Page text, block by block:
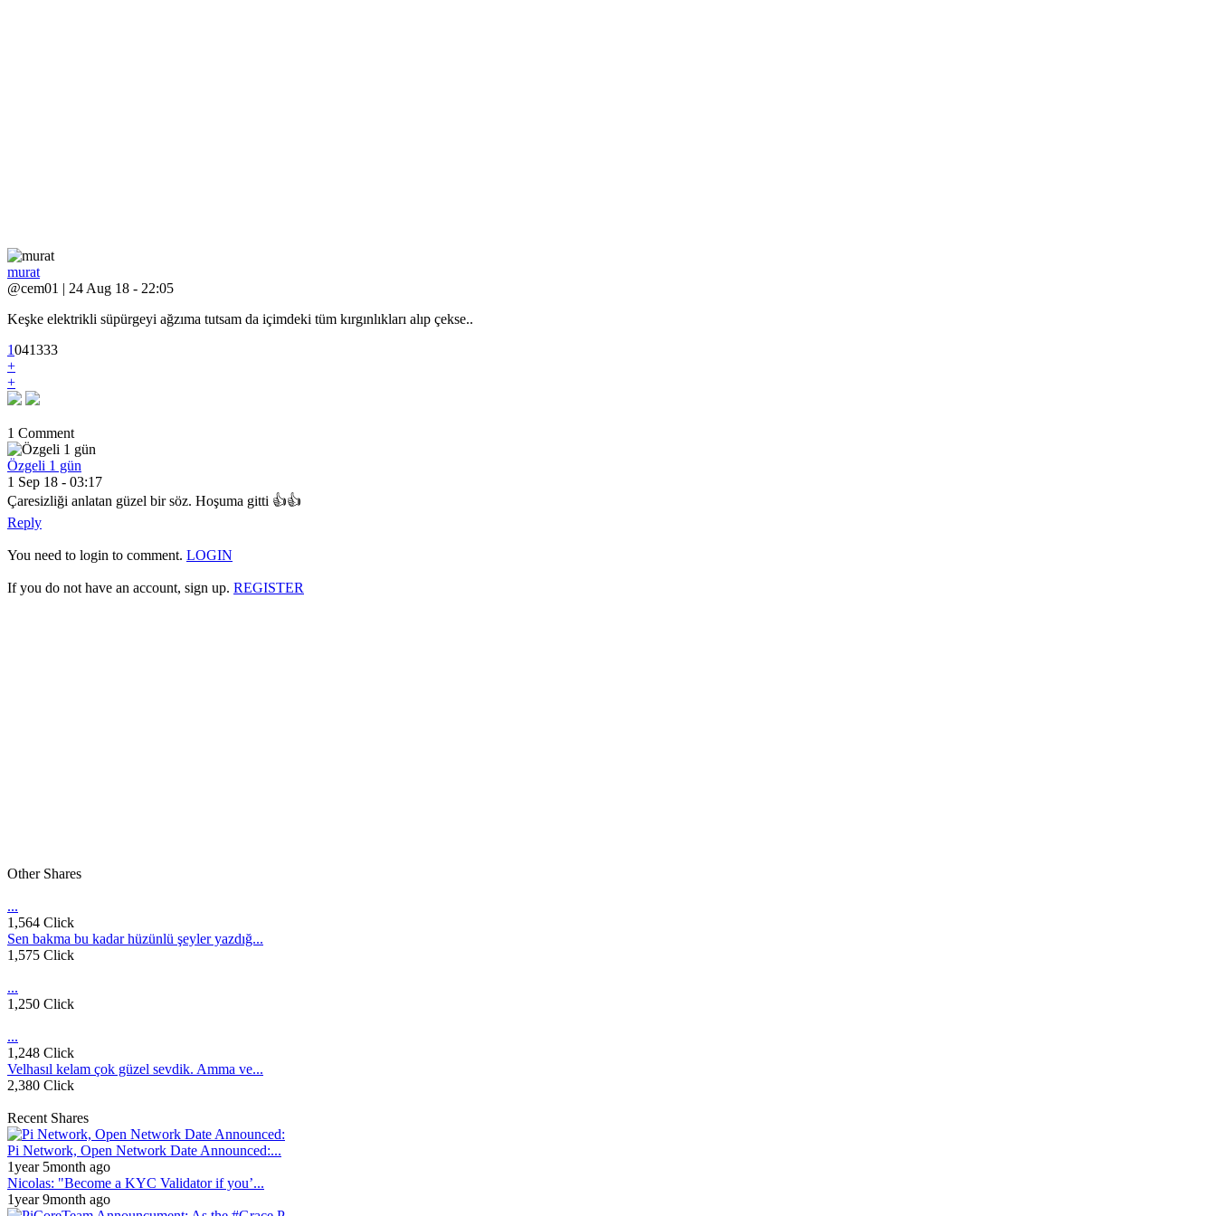
murat
@cem01 | 24 Aug 18 - 22:05
Keşke elektrikli süpürgeyi ağzıma tutsam da içimdeki tüm kırgınlıkları alıp çekse..
1041333
+
+
1 Comment
Özgeli 1 gün
1 Sep 18 - 03:17
Çaresizliği anlatan güzel bir söz. Hoşuma gitti 👍👍
Reply
You need to login to comment. LOGIN
If you do not have an account, sign up. REGISTER
Other Shares
...
1,564 Click
Sen bakma bu kadar hüzünlü şeyler yazdığ...
1,575 Click
...
1,250 Click
...
1,248 Click
Velhasıl kelam çok güzel sevdik. Amma ve...
2,380 Click
Recent Shares
Pi Network, Open Network Date Announced:...
1year 5month ago
Nicolas: "Become a KYC Validator if you’...
1year 9month ago